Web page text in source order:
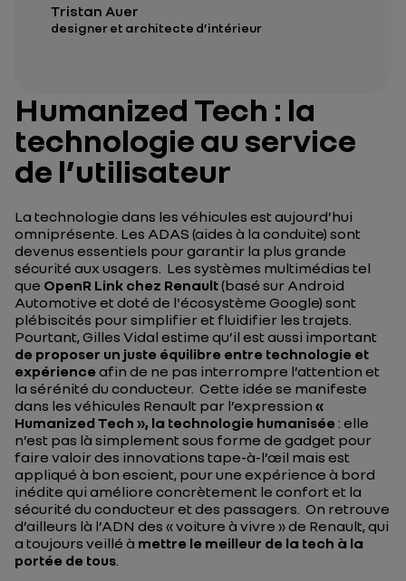
Tristan Auer
designer et architecte d’intérieur
Humanized Tech : la
technologie au service
de l’utilisateur
La technologie dans les véhicules est aujourd’hui
omniprésente. Les ADAS (aides à la conduite) sont
devenus essentiels pour garantir la plus grande
sécurité aux usagers. Les systèmes multimédias tel
que OpenR Link chez Renault(basé sur Android
Automotive et doté de l'écosystème Google) sont
plébiscités pour simplifier et fluidifier les trajets.
Pourtant, Gilles Vidal estime qu’il est aussi important
de proposer un juste équilibre entre technologie et
expérience afin de ne pas interrompre l’attention et
la sérénité du conducteur. Cette idée se manifeste
dans les véhicules Renault par l’expression «
Humanized Tech », la technologie humanisée : elle
n’est pas là simplement sous forme de gadget pour
faire valoir des innovations tape-à-l’œil mais est
appliqué à bon escient, pour une expérience à bord
inédite qui améliore concrètement le confort et la
sécurité du conducteur et des passagers. On retrouve
d’ailleurs là l’ADN des « voiture à vivre » de Renault, qui
a toujours veillé à mettre le meilleur de la tech à la
portée de tous.